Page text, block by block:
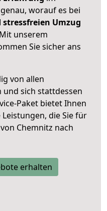
worauf es bei
Umzug
unserem
Sie sicher ans
von allen
sich stattdessen
Paket bietet Ihnen
die Sie für
Chemnitz nach
erhalten